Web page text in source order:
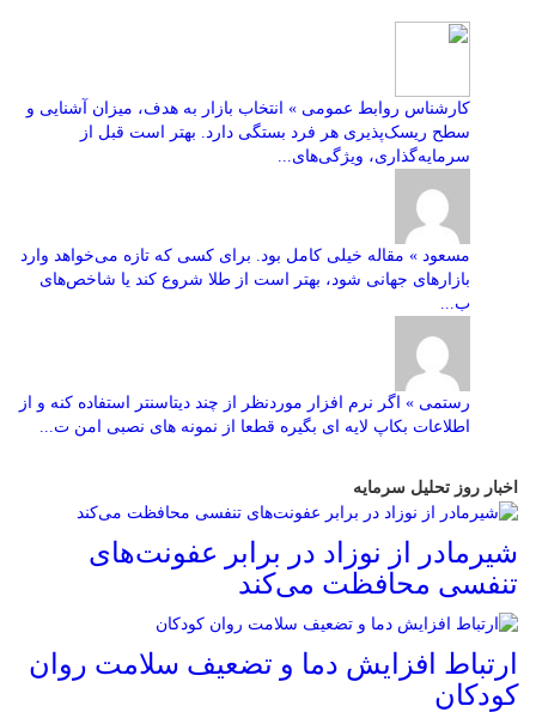
کارشناس روابط عمومی » انتخاب بازار به هدف، میزان آشنایی و
سطح ریسک‌پذیری هر فرد بستگی دارد. بهتر است قبل از
سرمایه‌گذاری، ویژگی‌های...
مسعود » مقاله خیلی کامل بود. برای کسی که تازه می‌خواهد وارد
بازارهای جهانی شود، بهتر است از طلا شروع کند یا شاخص‌های
ب...
رستمی » اگر نرم افزار موردنظر از چند دیتاسنتر استفاده کنه و از
اطلاعات بکاپ لایه ای بگیره قطعا از نمونه های نصبی امن ت...
اخبار روز تحلیل سرمایه
شیرمادر از نوزاد در برابر عفونت‌های
تنفسی محافظت می‌کند
ارتباط افزایش دما و تضعیف سلامت روان
کودکان